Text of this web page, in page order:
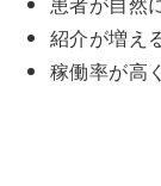
紹介が増え
稼働率が高